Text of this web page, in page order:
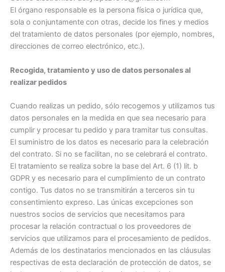
El órgano responsable es la persona física o jurídica que,
sola o conjuntamente con otras, decide los fines y medios
del tratamiento de datos personales (por ejemplo, nombres,
direcciones de correo electrónico, etc.).
Recogida, tratamiento y uso de datos personales al
realizar pedidos
Cuando realizas un pedido, sólo recogemos y utilizamos tus
datos personales en la medida en que sea necesario para
cumplir y procesar tu pedido y para tramitar tus consultas.
El suministro de los datos es necesario para la celebración
del contrato. Si no se facilitan, no se celebrará el contrato.
El tratamiento se realiza sobre la base del Art. 6 (1) lit. b
GDPR y es necesario para el cumplimiento de un contrato
contigo. Tus datos no se transmitirán a terceros sin tu
consentimiento expreso. Las únicas excepciones son
nuestros socios de servicios que necesitamos para
procesar la relación contractual o los proveedores de
servicios que utilizamos para el procesamiento de pedidos.
Además de los destinatarios mencionados en las cláusulas
respectivas de esta declaración de protección de datos, se